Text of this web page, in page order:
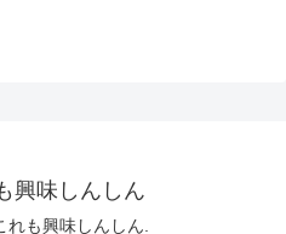
興味しんしん
も興味しんしん.